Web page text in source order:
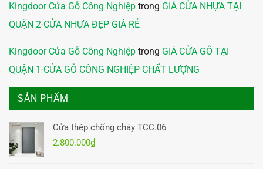
Kingdoor Cửa Gỗ Công Nghiệp trong GIÁ CỬA NHỰA TẠI
QUẬN 2-CỬA NHỰA ĐẸP GIÁ RẺ
Kingdoor Cửa Gỗ Công Nghiệp trong GIÁ CỬA GỖ TẠI
QUẬN 1-CỬA GỖ CÔNG NGHIỆP CHẤT LƯỢNG
SẢN PHẨM
Cửa thép chống cháy TCC.06
2.800.000₫